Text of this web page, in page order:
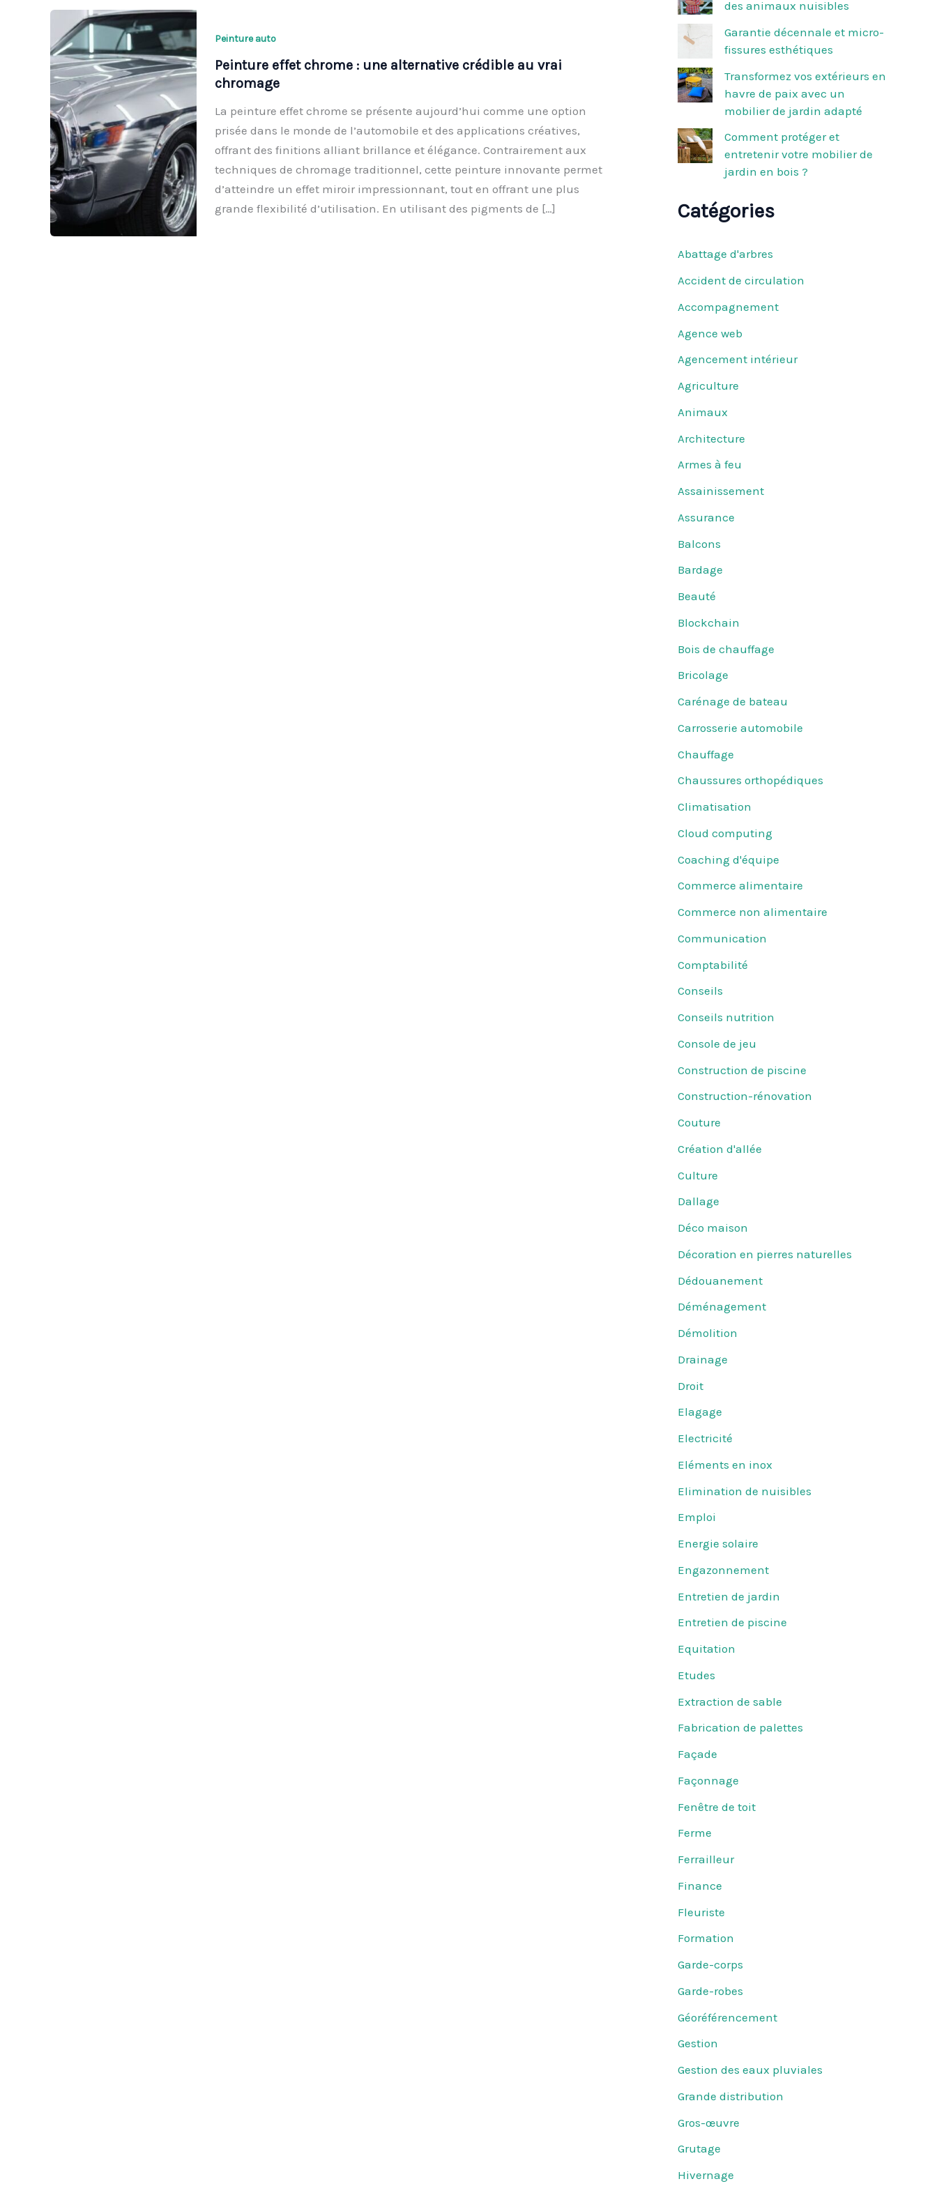
Peinture auto
Peinture effet chrome : une alternative crédible au vrai
chromage
La peinture effet chrome se présente aujourd’hui comme une option
prisée dans le monde de l’automobile et des applications créatives,
offrant des finitions alliant brillance et élégance. Contrairement aux
techniques de chromage traditionnel, cette peinture innovante permet
d’atteindre un effet miroir impressionnant, tout en offrant une plus
grande flexibilité d’utilisation. En utilisant des pigments de […]
r
des animaux nuisibles
Garantie décennale et micro-
fissures esthétiques
Transformez vos extérieurs en
havre de paix avec un
mobilier de jardin adapté
Comment protéger et
entretenir votre mobilier de
jardin en bois ?
Catégories
Abattage d'arbres
Accident de circulation
Accompagnement
Agence web
Agencement intérieur
Agriculture
Animaux
Architecture
Armes à feu
Assainissement
Assurance
Balcons
Bardage
Beauté
Blockchain
Bois de chauffage
Bricolage
Carénage de bateau
Carrosserie automobile
Chauffage
Chaussures orthopédiques
Climatisation
Cloud computing
Coaching d'équipe
Commerce alimentaire
Commerce non alimentaire
Communication
Comptabilité
Conseils
Conseils nutrition
Console de jeu
Construction de piscine
Construction-rénovation
Couture
Création d'allée
Culture
Dallage
Déco maison
Décoration en pierres naturelles
Dédouanement
Déménagement
Démolition
Drainage
Droit
Elagage
Electricité
Eléments en inox
Elimination de nuisibles
Emploi
Energie solaire
Engazonnement
Entretien de jardin
Entretien de piscine
Equitation
Etudes
Extraction de sable
Fabrication de palettes
Façade
Façonnage
Fenêtre de toit
Ferme
Ferrailleur
Finance
Fleuriste
Formation
Garde-corps
Garde-robes
Géoréférencement
Gestion
Gestion des eaux pluviales
Grande distribution
Gros-œuvre
Grutage
Hivernage